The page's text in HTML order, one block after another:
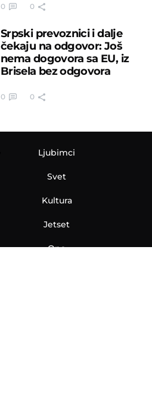
0 0
Srpski prevoznici i dalje
čekaju na odgovor: Još
nema dogovora sa EU, iz
Brisela bez odgovora
0 0
Ljubimci
Svet
Kultura
Jetset
Ona